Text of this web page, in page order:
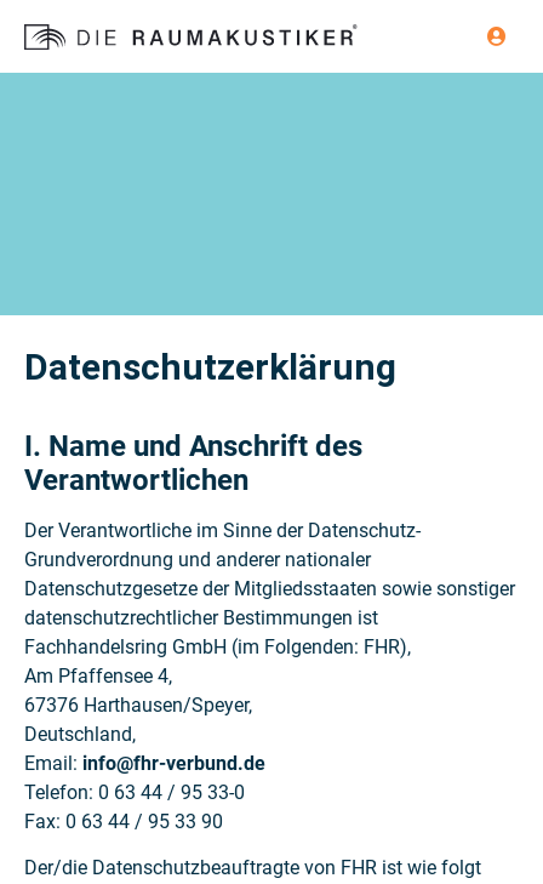
Datenschutzerklärung
I. Name und Anschrift des
Verantwortlichen
Der Verantwortliche im Sinne der Datenschutz-
Grundverordnung und anderer nationaler
Datenschutzgesetze der Mitgliedsstaaten sowie sonstiger
datenschutzrechtlicher Bestimmungen ist
Fachhandelsring GmbH (im Folgenden: FHR),
Am Pfaffensee 4,
67376 Harthausen/Speyer,
Deutschland,
Email: info@fhr-verbund.de
Telefon: 0 63 44 / 95 33-0
Fax: 0 63 44 / 95 33 90
Der/die Datenschutzbeauftragte von FHR ist wie folgt